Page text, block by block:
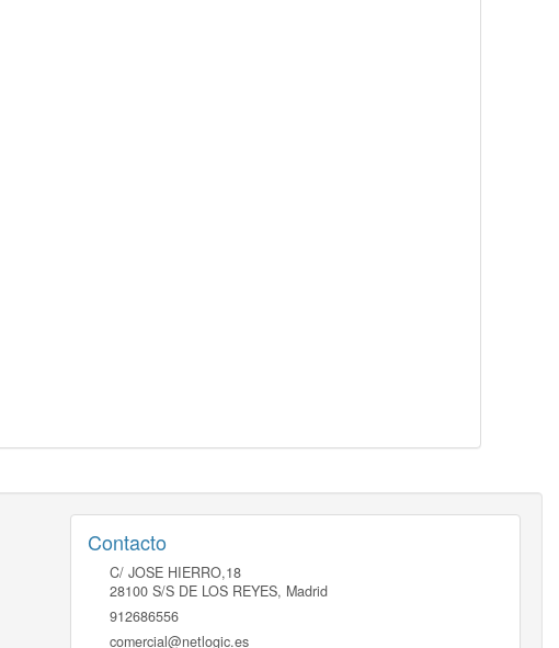
Contacto
C/ JOSE HIERRO,18
28100 S/S DE LOS REYES, Madrid
912686556
comercial@netlogic.es